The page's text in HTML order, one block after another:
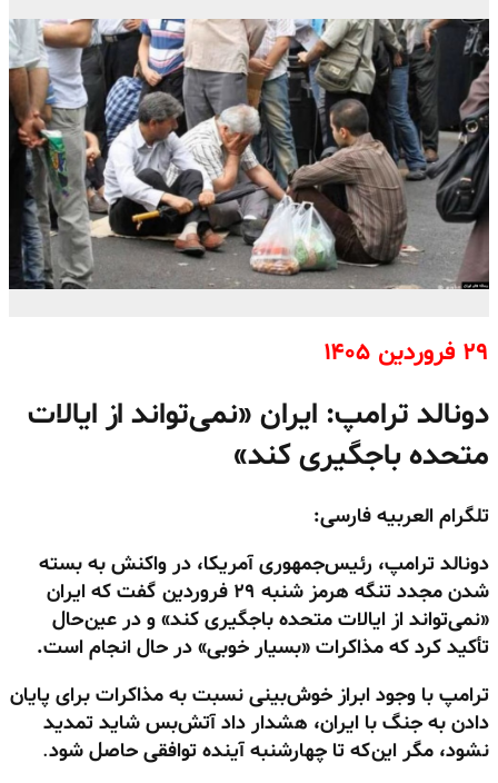
۲۹ فروردین ۱۴۰۵
دونالد ترامپ: ایران «نمی‌تواند از ایالات
متحده باجگیری کند»
تلگرام العربیه فارسی:
دونالد ترامپ، رئیس‌جمهوری آمریکا، در واکنش به بسته
شدن مجدد تنگه هرمز شنبه ۲۹ فروردین گفت که ایران
«نمی‌تواند از ایالات متحده باجگیری کند» و در عین‌حال
تأکید کرد که مذاکرات «بسیار خوبی» در حال انجام است.
ترامپ با وجود ابراز خوش‌بینی نسبت به مذاکرات برای پایان
دادن به جنگ با ایران، هشدار داد آتش‌بس شاید تمدید
نشود، مگر این‌که تا چهارشنبه آینده توافقی حاصل شود.